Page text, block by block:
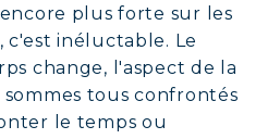
plus forte sur les
c'est inéluctable. Le
change, l'aspect de la
sommes tous confrontés
le temps ou